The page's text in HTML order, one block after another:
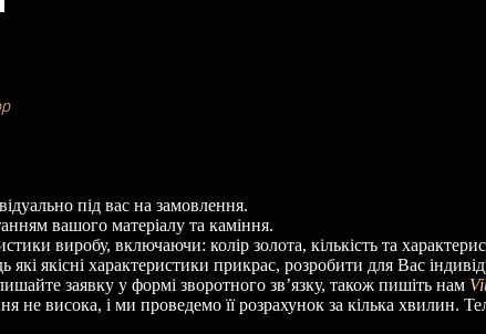
під вас на замовлення.
вашого матеріалу та каміння.
виробу, включаючи: колір золота, кількість та
якісні характеристики прикрас, розробити для Вас
заявку у формі зворотного зв’язку, також пишіть нам
не висока, і ми проведемо її розрахунок за кілька хвилин.